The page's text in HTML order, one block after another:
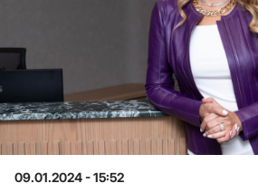
09.01.2024 - 15:52